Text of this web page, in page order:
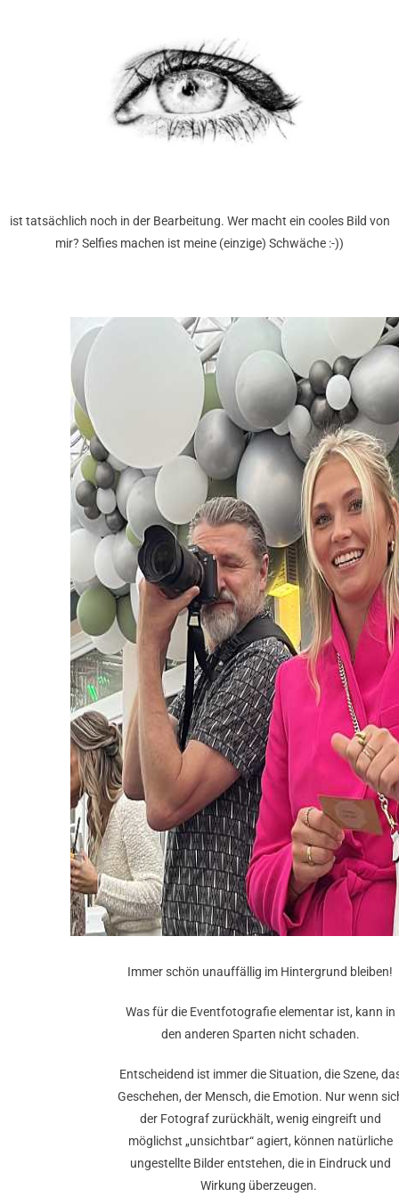
ist tatsächlich noch in der Bearbeitung. Wer macht ein cooles Bild von
mir? Selfies machen ist meine (einzige) Schwäche :-))
Immer schön unauffällig im Hintergrund bleiben!
Was für die Eventfotografie elementar ist, kann in
den anderen Sparten nicht schaden.
Entscheidend ist immer die Situation, die Szene,
Geschehen, der Mensch, die Emotion. Nur wenn
der Fotograf zurückhält, wenig eingreift und
möglichst „unsichtbar“ agiert, können natürliche
ungestellte Bilder entstehen, die in Eindruck und
Wirkung überzeugen.